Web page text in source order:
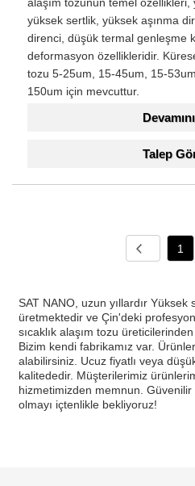
alaşım tozunun temel özellikleri,
yüksek sertlik, yüksek aşınma
direnci, düşük termal genleşme
deformasyon özellikleridir.
tozu 5-25um, 15-45um, 15-
150um için mevcuttur.
Talep
1
SAT NANO, uzun yıllardır Yüksek
üretmektedir ve Çin'deki
sıcaklık alaşım tozu
Bizim kendi fabrikamız var.
alabilirsiniz. Ucuz fiyatlı veya
kalitededir. Müşterilerimiz
hizmetimizden memnun. Güvenilir
olmayı içtenlikle bekliyoruz!